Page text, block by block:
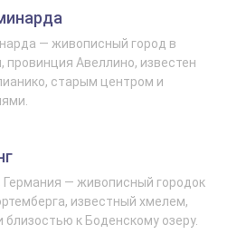
— живописный город в
провинция Авеллино, известен
старым центром и
Германия — живописный городок
известный хмелем,
близостью к Боденскому озеру.